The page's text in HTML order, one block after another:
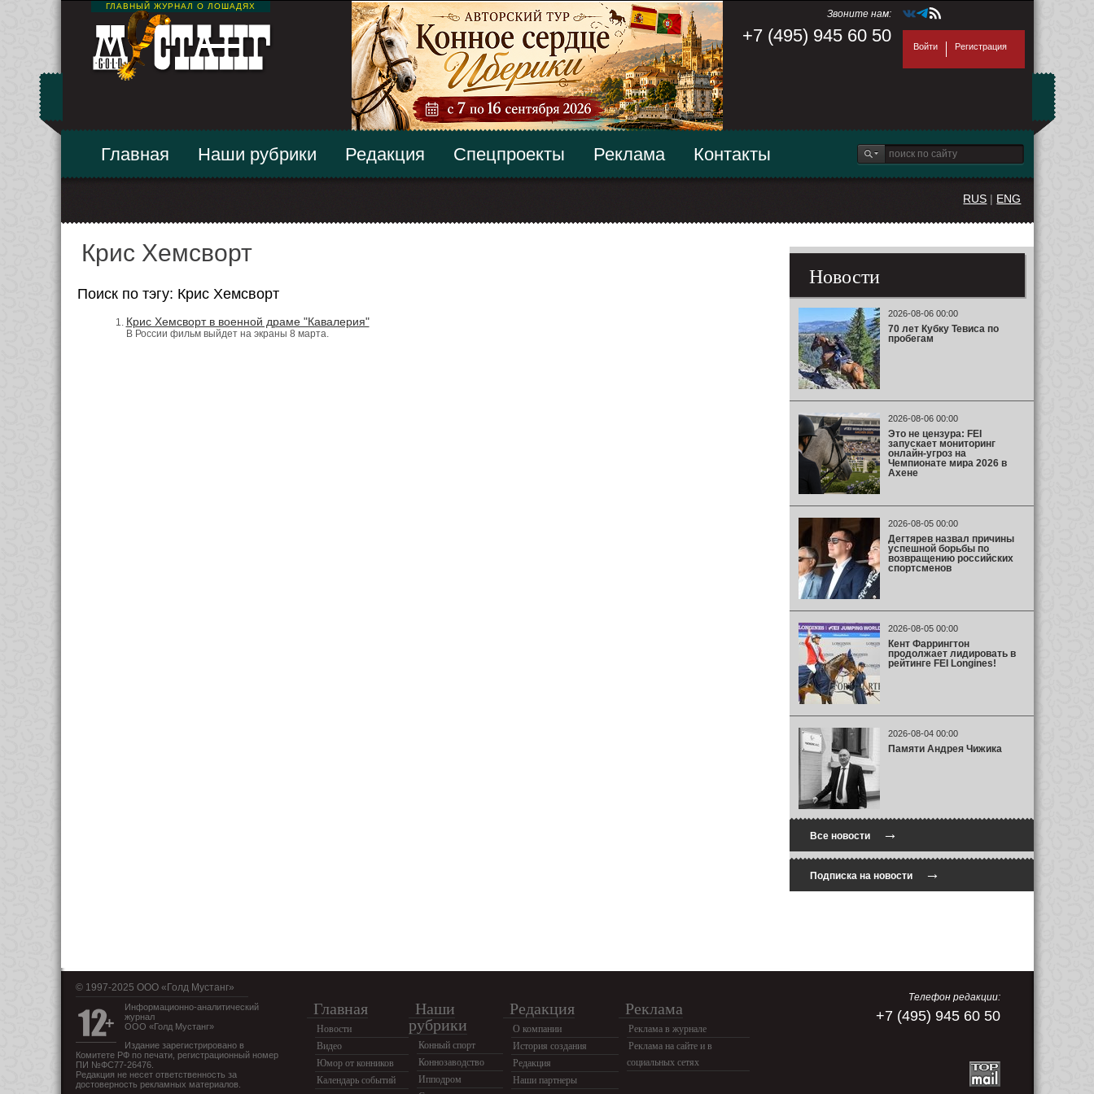
ГЛАВНЫЙ ЖУРНАЛ О ЛОШАДЯХ
Звоните нам:
+7 (495) 945 60 50
Войти Регистрация
Главная Наши рубрики Редакция Спецпроекты Реклама Контакты
RUS | ENG
Крис Хемсворт
Поиск по тэгу: Крис Хемсворт
Крис Хемсворт в военной драме "Кавалерия"
В России фильм выйдет на экраны 8 марта.
Новости
2026-08-06 00:00
70 лет Кубку Тевиса по
пробегам
2026-08-06 00:00
Это не цензура: FEI
запускает мониторинг
онлайн-угроз на
Чемпионате мира 2026 в
Ахене
2026-08-05 00:00
Дегтярев назвал причины
успешной борьбы по
возвращению российских
спортсменов
2026-08-05 00:00
Кент Фаррингтон
продолжает лидировать в
рейтинге FEI Longines!
2026-08-04 00:00
Памяти Андрея Чижика
Все новости→
Подписка на новости→
© 1997-2025 OOO «Голд Мустанг»
Информационно-аналитический
журнал
ООО «Голд Мустанг»
Издание зарегистрировано в
Комитете РФ по печати, регистрационный номер
ПИ №ФС77-26476.
Редакция не несет ответственность за
достоверность рекламных материалов.
Главная
Новости
Видео
Юмор от конников
Календарь событий
Наши
рубрики
Конный спорт
Коннозаводство
Ипподром
Редакция
О компании
История создания
Редакция
Наши партнеры
Реклама
Реклама в журнале
Реклама на сайте и в
социальных сетях
Телефон редакции:
+7 (495) 945 60 50